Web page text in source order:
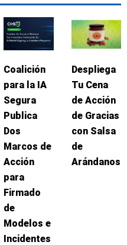
Coalición
para la IA
Segura
Publica
Dos
Marcos de
Acción
para
Firmado
de
Modelos e
Incidentes
Despliega
Tu Cena
de Acción
de Gracias
con Salsa
de
Arándanos